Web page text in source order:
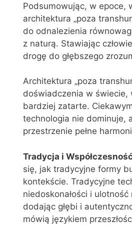
Podsumowując, w epoce,
architektura „poza
do odnalezienia
z naturą. Stawiając
drogę do głębszego
Architektura „poza
doświadczenia w świecie,
bardziej zatarte.
technologia nie dominuje,
przestrzenie pełne
Tradycja i
się, jak tradycyjne formy
kontekście. Tradycyjne
niedoskonałości i
dodając głębi i
mówią językiem